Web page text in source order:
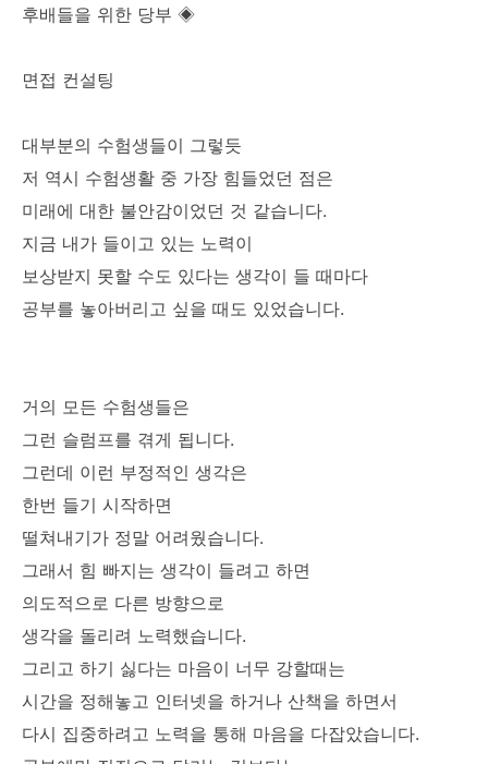
후배들을 위한 당부 ◈
면접 컨설팅
대부분의 수험생들이 그렇듯
저 역시 수험생활 중 가장 힘들었던 점은
미래에 대한 불안감이었던 것 같습니다.
지금 내가 들이고 있는 노력이
보상받지 못할 수도 있다는 생각이 들 때마다
공부를 놓아버리고 싶을 때도 있었습니다.
거의 모든 수험생들은
그런 슬럼프를 겪게 됩니다.
그런데 이런 부정적인 생각은
한번 들기 시작하면
떨쳐내기가 정말 어려웠습니다.
그래서 힘 빠지는 생각이 들려고 하면
의도적으로 다른 방향으로
생각을 돌리려 노력했습니다.
그리고 하기 싫다는 마음이 너무 강할때는
시간을 정해놓고 인터넷을 하거나 산책을 하면서
다시 집중하려고 노력을 통해 마음을 다잡았습니다.